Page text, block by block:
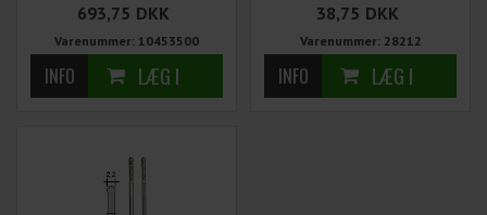
693,75 DKK
Varenummer: 10453500
38,75 DKK
Varenummer: 28212